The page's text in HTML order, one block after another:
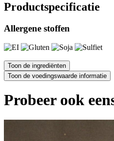
Productspecificatie
Allergene stoffen
Probeer ook